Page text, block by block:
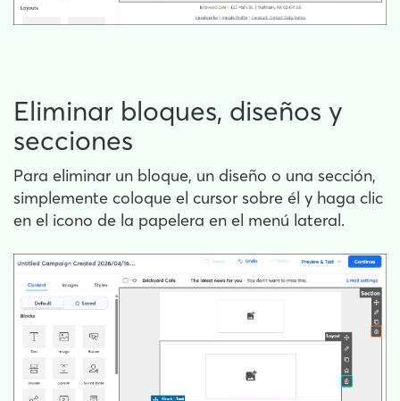
Eliminar bloques, diseños y
secciones
Para eliminar un bloque, un diseño o una sección,
simplemente coloque el cursor sobre él y haga clic
en el icono de la papelera en el menú lateral.